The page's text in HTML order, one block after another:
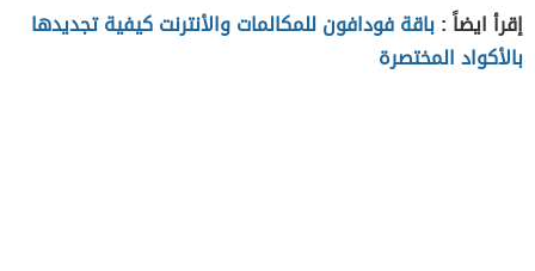
إقرأ ايضاً :باقة فودافون للمكالمات والأنترنت كيفية تجديدها
بالأكواد المختصرة